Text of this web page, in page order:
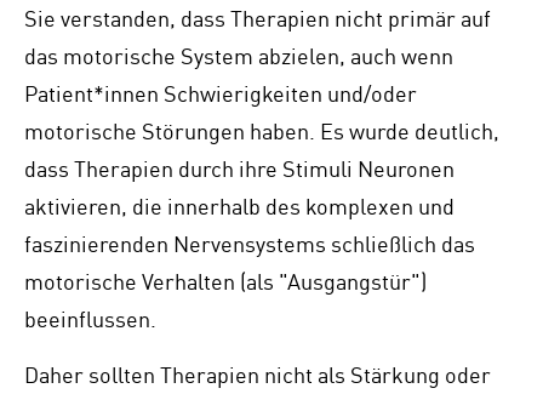
Sie verstanden, dass Therapien nicht primär auf
das motorische System abzielen, auch wenn
Patient*innen Schwierigkeiten und/oder
motorische Störungen haben. Es wurde deutlich,
dass Therapien durch ihre Stimuli Neuronen
aktivieren, die innerhalb des komplexen und
faszinierenden Nervensystems schließlich das
motorische Verhalten (als "Ausgangstür")
beeinflussen.
Daher sollten Therapien nicht als Stärkung oder